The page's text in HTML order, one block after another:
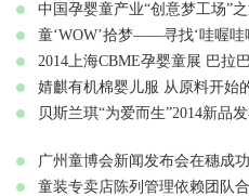
中国孕婴童产业“创意梦工场”
童‘WOW’拾梦——寻找‘哇喔哇
2014上海CBME孕婴童展 巴拉
婧麒有机棉婴儿服 从原料开始
贝斯兰琪“为爱而生”2014新品
广州童博会新闻发布会在穗成
童装专卖店陈列管理依赖团队